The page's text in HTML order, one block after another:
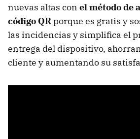
nuevas altas con el método de
código QRporque es gratis y
las incidencias y simplifica el
entrega del dispositivo,
cliente y aumentando su